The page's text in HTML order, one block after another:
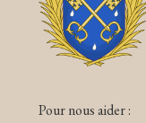
Pour nous aider :